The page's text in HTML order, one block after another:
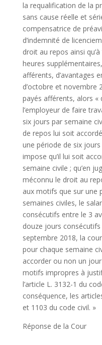
la requalification de la
sans cause réelle et
compensatrice de
d’indemnité de
droit au repos ainsi
heures
afférents, d’avantages
d’octobre et novembre
payés afférents, alors «
l’employeur de faire
six jours par semaine
de repos lui soit
une période de six
impose qu’il lui soit
semaine civile ; qu’en
méconnu le droit au
aux motifs que sur une
semaines civiles, le
consécutifs entre le 3
douze jours
septembre 2018, la cour
pour chaque semaine
accorder ou non un
motifs impropres à
l’article L. 3132-1 du
conséquence, les
et 1103 du code civil. »
Réponse de la Cour